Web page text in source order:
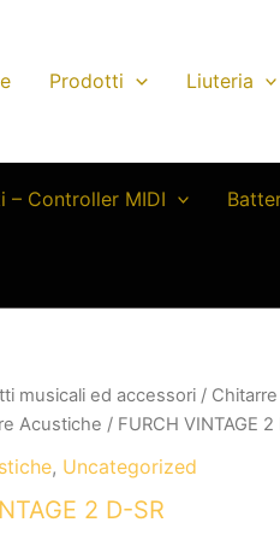
Prodotti Liuteria
– Controller MIDI
musicali ed accessori /
Acustiche / FURCH VINTAGE 2
, Uncategorized
2 D-SR